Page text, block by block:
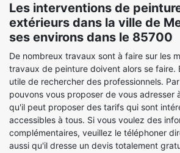
Les interventions de
extérieurs dans la ville de
ses environs dans le 85700
De nombreux travaux sont à faire sur les
travaux de peinture doivent alors se faire.
utile de rechercher des professionnels.
pouvons vous proposer de vous adresser
qu'il peut proposer des tarifs qui sont
accessibles à tous. Si vous voulez des
complémentaires, veuillez le téléphoner
aussi qu'il dresse un devis totalement